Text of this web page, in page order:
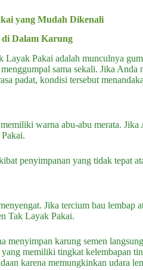
yang Mudah Dikenali
di Dalam Karung
Pakai adalah munculnya
sama sekali. Jika
padat, kondisi tersebut
warna abu-abu merata.
penyimpanan yang tidak tepat
Jika tercium bau lembap
Tak Layak Pakai.
menyimpan karung semen
memiliki tingkat kelembapan
karena memungkinkan udara